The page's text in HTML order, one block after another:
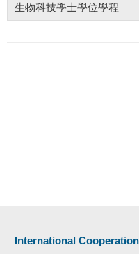
生物科技學士學位學程
International Cooperation